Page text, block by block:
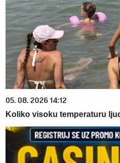
05. 08. 2026 14:12
Koliko visoku temperaturu